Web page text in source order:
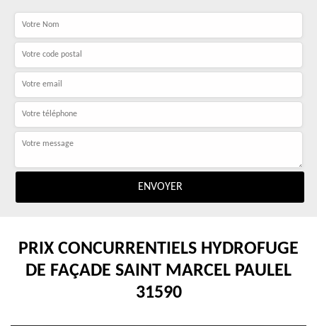
PRIX CONCURRENTIELS HYDROFUGE
DE FAÇADE SAINT MARCEL PAULEL
31590